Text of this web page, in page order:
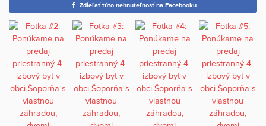
Zdieľať túto nehnuteľnosť na Facebooku